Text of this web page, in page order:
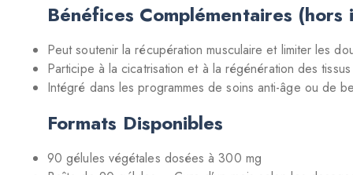
Bénéfices Complémentaires (hors
Peut soutenir la récupération musculaire et limiter les
Participe à la cicatrisation et à la régénération des tissus
Intégré dans les programmes de soins anti-âge ou de
Formats Disponibles
90 gélules végétales dosées à 300 mg